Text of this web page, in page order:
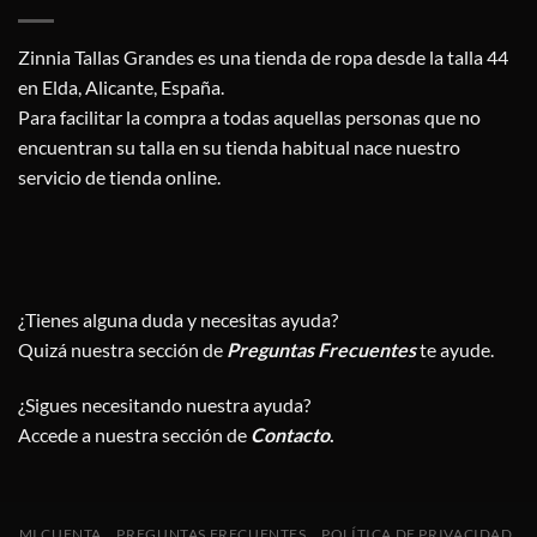
Zinnia Tallas Grandes es una tienda de ropa desde la talla 44
en Elda, Alicante, España.
Para facilitar la compra a todas aquellas personas que no
encuentran su talla en su tienda habitual nace nuestro
servicio de tienda online.
¿Tienes alguna duda y necesitas ayuda?
Quizá nuestra sección de Preguntas Frecuenteste ayude.
¿Sigues necesitando nuestra ayuda?
Accede a nuestra sección de Contacto.